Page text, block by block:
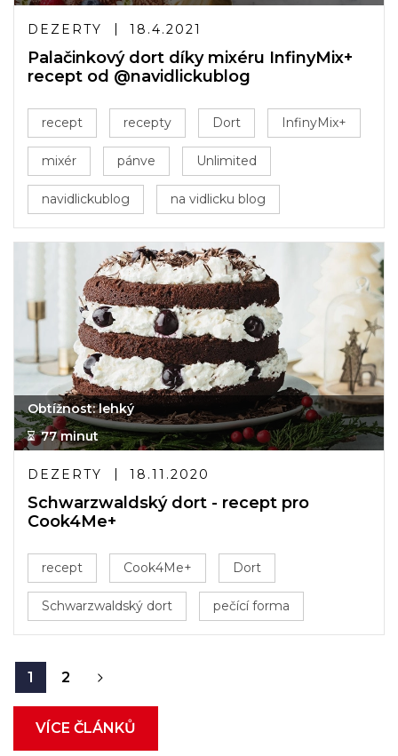
DEZERTY 18.4.2021
Palačinkový dort díky mixéru InfinyMix+
recept od @navidlickublog
recept recepty Dort InfinyMix+
mixér pánve Unlimited
navidlickublog na vidlicku blog
Obtížnost: lehký
77 minut
DEZERTY 18.11.2020
Schwarzwaldský dort - recept pro
Cook4Me+
recept Cook4Me+ Dort
Schwarzwaldský dort pečící forma
1 2
VÍCE ČLÁNKŮ